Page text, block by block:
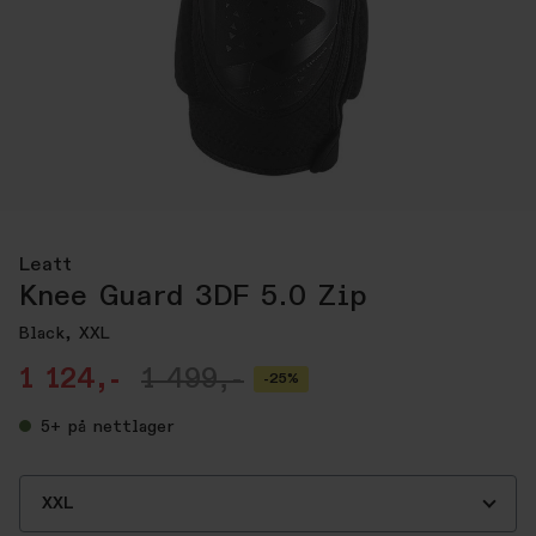
Leatt
Knee Guard 3DF 5.0 Zip
Black, XXL
1 124,- 1 499,- -25%
5+ på nettlager
XXL